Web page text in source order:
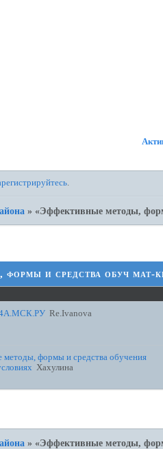
.
»«Эффективные методы,
и средства обуч мат-
Re.Ivanova
методы, формы и средства обучения
Хахулина
»«Эффективные методы,